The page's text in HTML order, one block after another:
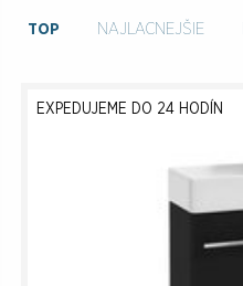
TOP NAJLACNEJŠIE
EXPEDUJEME DO 24 HODÍN